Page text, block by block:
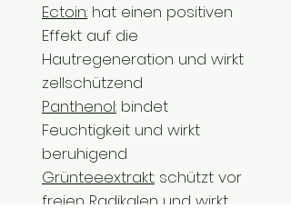
Ectoin: hat einen positiven
Effekt auf die
Hautregeneration und wirkt
zellschützend
Panthenol: bindet
Feuchtigkeit und wirkt
beruhigend
Grünteeextrakt: schützt vor
freien Radikalen und wirkt